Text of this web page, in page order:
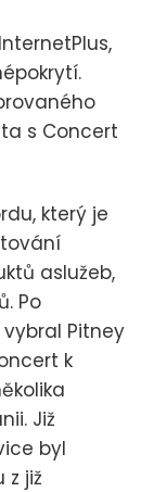
s Concert
který je
aslužeb,
Po
Pitney
k
Již
byl
z již